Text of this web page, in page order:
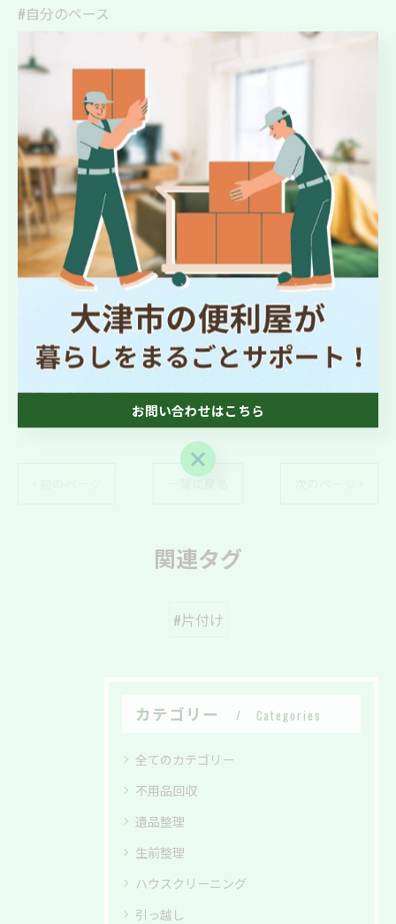
#自分のペース
#整理整頓
#心地よい空間
#Y
#手伝い
#新しいスタート
#夢が広がる
#思い出を大切に
#笑顔いっぱい
#ライフスタイル
大津市より生前整理のサポート
関連タグ
#片付け
カテゴリー Categories
全てのカテゴリー
不用品回収
遺品整理
生前整理
ハウスクリーニング
引っ越し
お問い合わせはこちら
お問い合わせはこちら